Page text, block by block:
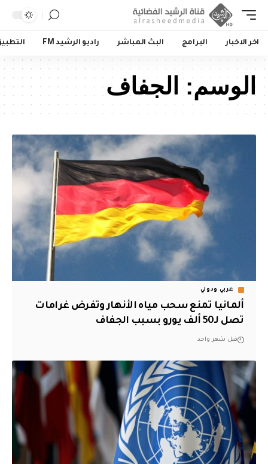
اخر الاخبار البرامج البث المباشر راديو الرشيد FM
الوسم: الجفاف
عربي ودولي
ألمانيا تمنع سحب مياه الأنهار وتفرض غرامات
تصل لـ50 ألف يورو بسبب الجفاف
قبل شهر واحد